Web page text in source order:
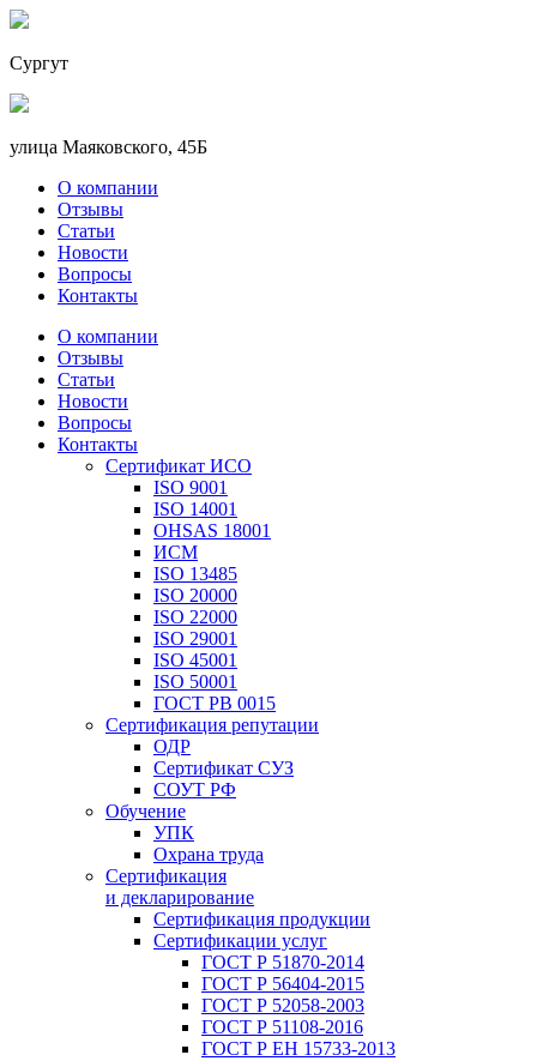
Сургут
улица Маяковского, 45Б
О компании
Отзывы
Статьи
Новости
Вопросы
Контакты
О компании
Отзывы
Статьи
Новости
Вопросы
Контакты
Сертификат ИСО
ISO 9001
ISO 14001
OHSAS 18001
ИСМ
ISO 13485
ISO 20000
ISO 22000
ISO 29001
ISO 45001
ISO 50001
ГОСТ РВ 0015
Сертификация репутации
ОДР
Сертификат СУЗ
СОУТ РФ
Обучение
УПК
Охрана труда
Сертификация
и декларирование
Сертификация продукции
Сертификации услуг
ГОСТ Р 51870-2014
ГОСТ Р 56404-2015
ГОСТ Р 52058-2003
ГОСТ Р 51108-2016
ГОСТ Р ЕН 15733-2013